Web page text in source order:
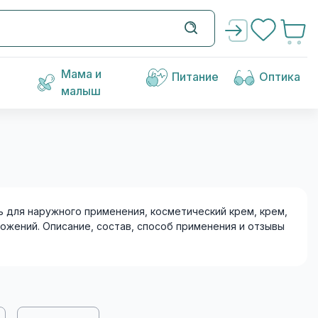
Мама и
малыш
Питание Оптика
наружного применения, косметический крем, крем,
Описание, состав, способ применения и отзывы